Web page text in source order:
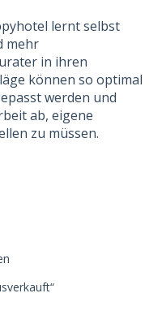
lernt selbst
mehr
in ihren
können so optimal
werden und
ab, eigene
zu müssen.